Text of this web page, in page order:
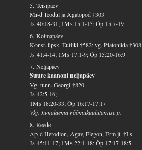
5. Teisipäev
Mr-d Teodul ja Agatopod †303
Js 40:18-31; 1Ms 15:1-15; Õp 15:7-19
6. Kolmapäev
Konst. üpsk. Eutiiki †582; vg. Platoniida †308
Js 41:4-14; 1Ms 17:1-9; Õp 15:20-16:9
7. Neljapäev
Suure kaanoni neljapäev
Vg. tunn. Georgi †820
Js 42:5-16;
1Ms 18:20-33; Õp 16:17-17:17
Vkj. Jumalaema rõõmukuulutamise p.
8. Reede
Ap-d Herodion, Agav, Flegon, Erm jt. †I s.
Js 45:11-17; 1Ms 22:1-18; Õp 17:17-18:5